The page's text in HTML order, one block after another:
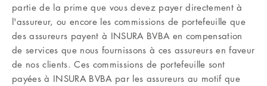
partie de la prime que vous devez payer directement à
l'assureur, ou encore les commissions de portefeuille que
des assureurs payent à INSURA BVBA en compensation
de services que nous fournissons à ces assureurs en faveur
de nos clients. Ces commissions de portefeuille sont
payées à INSURA BVBA par les assureurs au motif que